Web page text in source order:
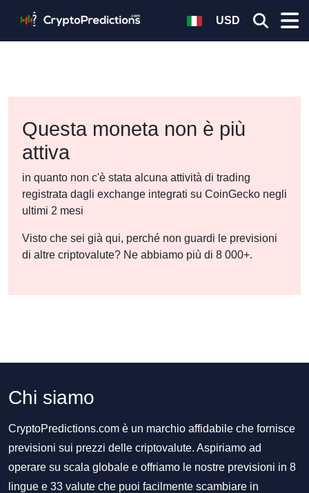
USD
Questa moneta non è più
attiva
in quanto non c'è stata alcuna attività di trading
registrata dagli exchange integrati su CoinGecko negli
ultimi 2 mesi
Visto che sei già qui, perché non guardi le previsioni
di altre criptovalute? Ne abbiamo più di 8 000+.
Chi siamo
CryptoPredictions.com è un marchio affidabile che fornisce
previsioni sui prezzi delle criptovalute. Aspiriamo ad
operare su scala globale e offriamo le nostre previsioni in 8
lingue e 33 valute che puoi facilmente scambiare in